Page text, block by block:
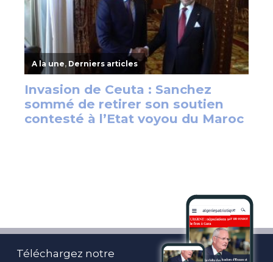
Téléchargez notre